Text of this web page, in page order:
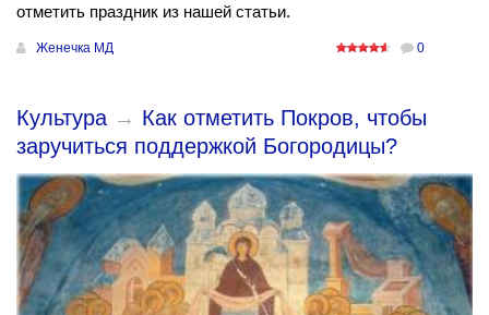
отметить праздник из нашей статьи.
Женечка МД 0
Культура → Как отметить Покров, чтобы
заручиться поддержкой Богородицы?